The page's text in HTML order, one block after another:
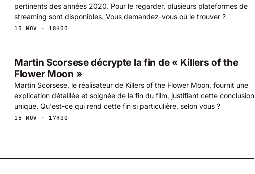
pertinents des années 2020. Pour le regarder, plusieurs plateformes de
streaming sont disponibles. Vous demandez-vous où le trouver ?
15 NOV · 18H00
Martin Scorsese décrypte la fin de « Killers of the
Flower Moon »
Martin Scorsese, le réalisateur de Killers of the Flower Moon, fournit une
explication détaillée et soignée de la fin du film, justifiant cette conclusion
unique. Qu'est-ce qui rend cette fin si particulière, selon vous ?
15 NOV · 17H00